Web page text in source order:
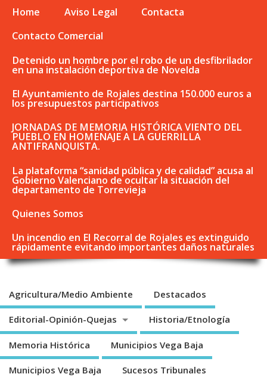
Home Aviso Legal
Contacta
Contacto Comercial
Detenido un hombre por el robo de un desfibrilador
en una instalación deportiva de Novelda
El Ayuntamiento de Rojales destina 150.000 euros a
los presupuestos participativos
JORNADAS DE MEMORIA HISTÓRICA VIENTO DEL
PUEBLO EN HOMENAJE A LA GUERRILLA
ANTIFRANQUISTA.
La plataforma “sanidad pública y de calidad” acusa al
Gobierno Valenciano de ocultar la situación del
departamento de Torrevieja
Quienes Somos
Un incendio en El Recorral de Rojales es extinguido
rápidamente evitando importantes daños naturales
Agricultura/Medio Ambiente Destacados
Editorial-Opinión-Quejas Historia/Etnología
Memoria Histórica Municipios Vega Baja
Municipios Vega Baja Sucesos Tribunales